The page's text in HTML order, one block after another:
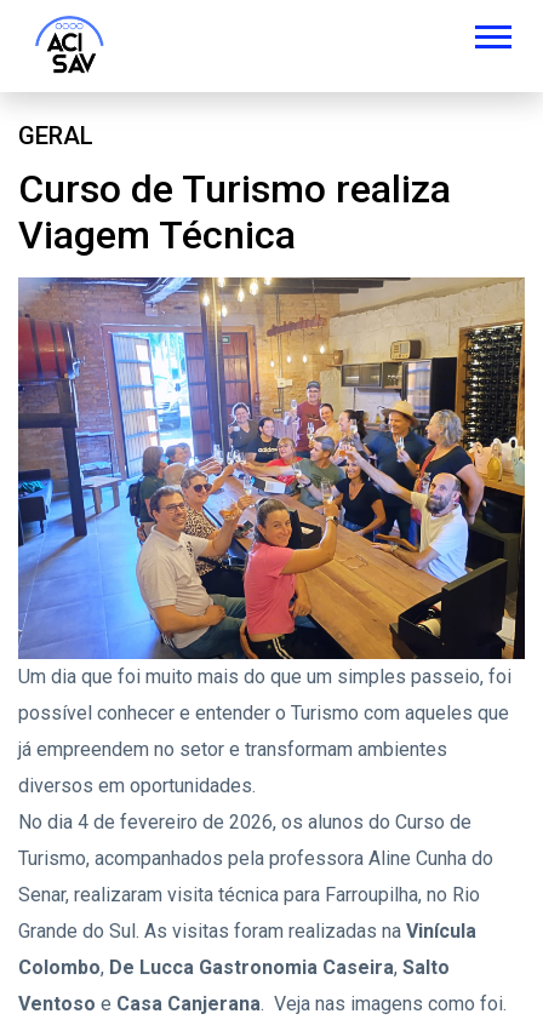
GERAL
Curso de Turismo realiza
Viagem Técnica
Um dia que foi muito mais do que um simples passeio, foi
possível conhecer e entender o Turismo com aqueles que
já empreendem no setor e transformam ambientes
diversos em oportunidades.
No dia 4 de fevereiro de 2026, os alunos do Curso de
Turismo, acompanhados pela professora Aline Cunha do
Senar, realizaram visita técnica para Farroupilha, no Rio
Grande do Sul. As visitas foram realizadas na Vinícula
Colombo, De Lucca Gastronomia Caseira, Salto
Ventoso e Casa Canjerana. Veja nas imagens como foi.